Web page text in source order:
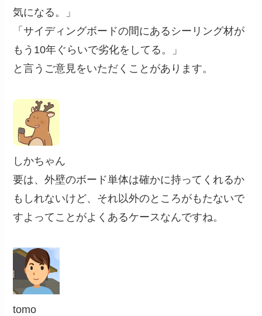
気になる。」
「サイディングボードの間にあるシーリング材が
もう10年ぐらいで劣化をしてる。」
と言うご意見をいただくことがあります。
しかちゃん
要は、外壁のボード単体は確かに持ってくれるか
もしれないけど、それ以外のところがもたないで
すよってことがよくあるケースなんですね。
tomo